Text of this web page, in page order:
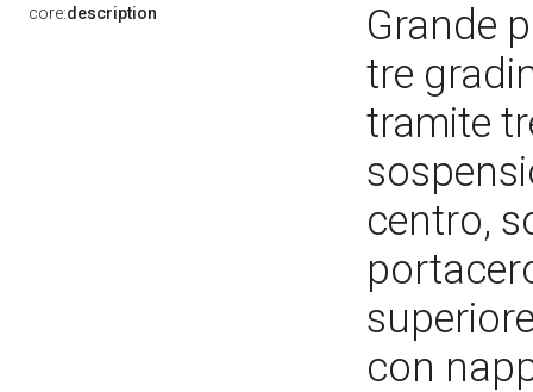
core:description
Grande
tre
tramite
centro,
con